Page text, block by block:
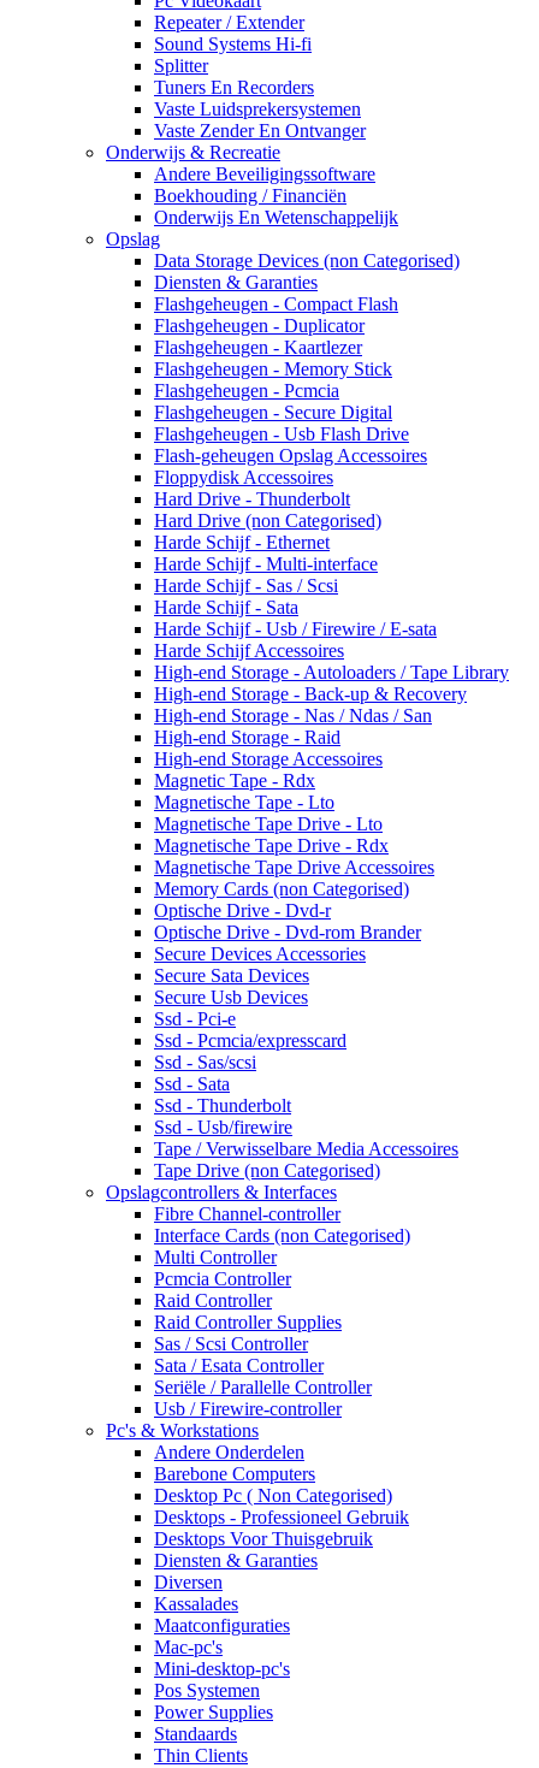
Repeater / Extender
Sound Systems Hi-fi
Splitter
Tuners En Recorders
Vaste Luidsprekersystemen
Vaste Zender En Ontvanger
Onderwijs & Recreatie
Andere Beveiligingssoftware
Boekhouding / Financiën
Onderwijs En Wetenschappelijk
Opslag
Data Storage Devices (non Categorised)
Diensten & Garanties
Flashgeheugen - Compact Flash
Flashgeheugen - Duplicator
Flashgeheugen - Kaartlezer
Flashgeheugen - Memory Stick
Flashgeheugen - Pcmcia
Flashgeheugen - Secure Digital
Flashgeheugen - Usb Flash Drive
Flash-geheugen Opslag Accessoires
Floppydisk Accessoires
Hard Drive - Thunderbolt
Hard Drive (non Categorised)
Harde Schijf - Ethernet
Harde Schijf - Multi-interface
Harde Schijf - Sas / Scsi
Harde Schijf - Sata
Harde Schijf - Usb / Firewire / E-sata
Harde Schijf Accessoires
High-end Storage - Autoloaders / Tape Library
High-end Storage - Back-up & Recovery
High-end Storage - Nas / Ndas / San
High-end Storage - Raid
High-end Storage Accessoires
Magnetic Tape - Rdx
Magnetische Tape - Lto
Magnetische Tape Drive - Lto
Magnetische Tape Drive - Rdx
Magnetische Tape Drive Accessoires
Memory Cards (non Categorised)
Optische Drive - Dvd-r
Optische Drive - Dvd-rom Brander
Secure Devices Accessories
Secure Sata Devices
Secure Usb Devices
Ssd - Pci-e
Ssd - Pcmcia/expresscard
Ssd - Sas/scsi
Ssd - Sata
Ssd - Thunderbolt
Ssd - Usb/firewire
Tape / Verwisselbare Media Accessoires
Tape Drive (non Categorised)
Opslagcontrollers & Interfaces
Fibre Channel-controller
Interface Cards (non Categorised)
Multi Controller
Pcmcia Controller
Raid Controller
Raid Controller Supplies
Sas / Scsi Controller
Sata / Esata Controller
Seriële / Parallelle Controller
Usb / Firewire-controller
Pc's & Workstations
Andere Onderdelen
Barebone Computers
Desktop Pc ( Non Categorised)
Desktops - Professioneel Gebruik
Desktops Voor Thuisgebruik
Diensten & Garanties
Diversen
Kassalades
Maatconfiguraties
Mac-pc's
Mini-desktop-pc's
Pos Systemen
Power Supplies
Standaards
Thin Clients